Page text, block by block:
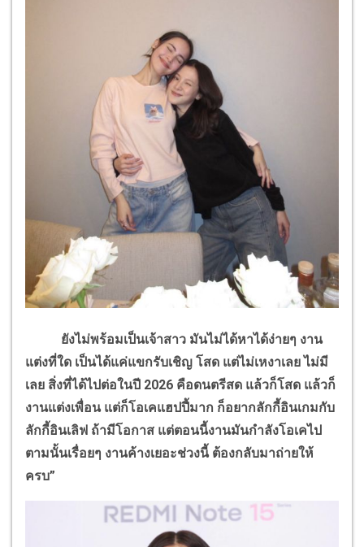
ยังไม่พร้อมเป็นเจ้าสาว มันไม่ได้หาได้ง่ายๆ งาน
แต่งที่ใด เป็นได้แค่แขกรับเชิญ โสด แต่ไม่เหงาเลย ไม่มี
เลย สิ่งที่ได้ไปต่อในปี 2026 คือดนตรีสด แล้วก็โสด แล้วก็
งานแต่งเพื่อน แต่ก็โอเคแฮปปี้มาก ก็อยากลักกี้อินเกมกับ
ลักกี้อินเลิฟ ถ้ามีโอกาส แต่ตอนนี้งานมันกำลังโอเคไป
ตามนั้นเรื่อยๆ งานค้างเยอะช่วงนี้ ต้องกลับมาถ่ายให้
ครบ”